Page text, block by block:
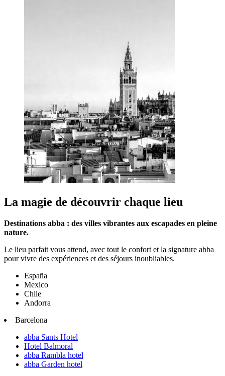
La magie de découvrir chaque lieu
Destinations abba : des villes vibrantes aux escapades en pleine
nature.
Le lieu parfait vous attend, avec tout le confort et la signature abba
pour vivre des expériences et des séjours inoubliables.
España
Mexico
Chile
Andorra
Barcelona
abba Sants Hotel
Hotel Balmoral
abba Rambla hotel
abba Garden hotel